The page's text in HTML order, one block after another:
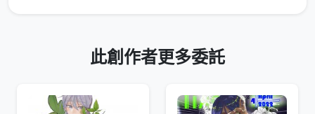
此創作者更多委託